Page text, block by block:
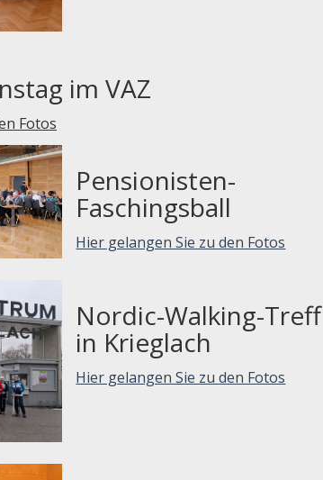
im VAZ
Fotos
Pensionisten-
Faschingsball
Hier gelangen Sie zu den Fotos
Nordic-Walking-Treff
in Krieglach
Hier gelangen Sie zu den Fotos